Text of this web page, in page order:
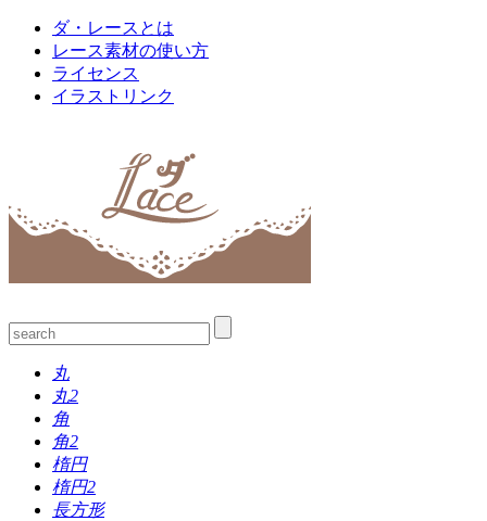
ダ・レースとは
レース素材の使い方
ライセンス
イラストリンク
丸
丸2
角
角2
楕円
楕円2
長方形